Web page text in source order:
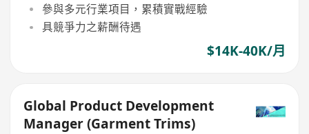
參與多元行業項目，累積實戰經驗
具競爭力之薪酬待遇
$14K-40K/月
Global Product Development
Manager (Garment Trims)